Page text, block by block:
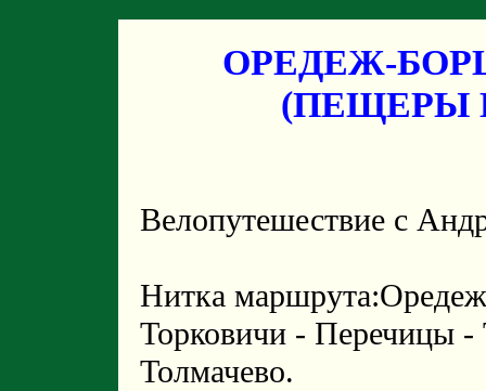
ОРЕДЕЖ-
(ПЕЩЕРЫ
Велопутешествие с
Нитка
Торковичи - Перечицы -
Толмачево.